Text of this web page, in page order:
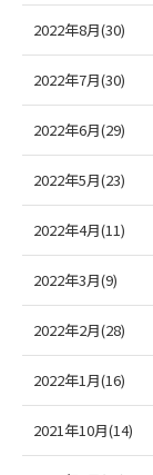
2022年8月(30)
2022年7月(30)
2022年6月(29)
2022年5月(23)
2022年4月(11)
2022年3月(9)
2022年2月(28)
2022年1月(16)
2021年10月(14)